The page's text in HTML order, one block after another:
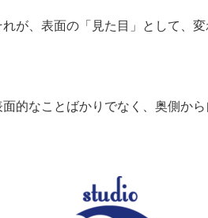
れが、表面の「見た目」として、変
面的なことばかりでなく、奥側か